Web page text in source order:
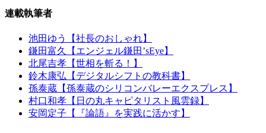
連載執筆者
池田ゆう【社長のおしゃれ】
鎌田富久【エンジェル鎌田’sEye】
北尾吉孝【世相を斬る！】
鈴木康弘【デジタルシフトの教科書】
孫泰蔵【孫泰蔵のシリコンバレーエクスプレス】
村口和孝【日の丸キャピタリスト風雲録】
安岡定子【『論語』を実践に活かす】